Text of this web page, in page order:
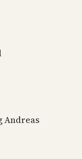
Andreas